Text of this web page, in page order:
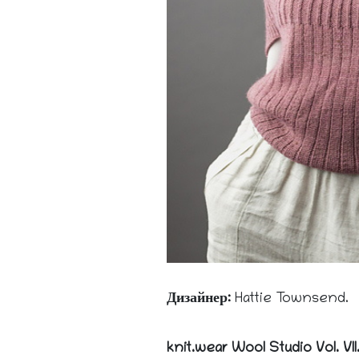
Дизайнер: Hattie Townsend.
knit.wear Wool Studio Vol. VII.